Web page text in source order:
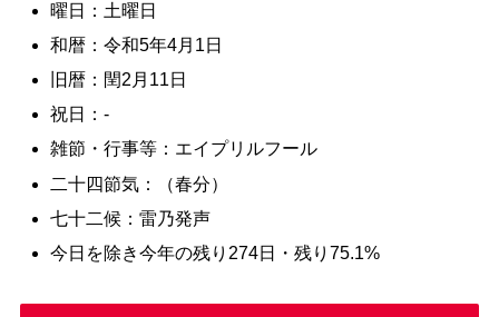
曜日：土曜日
和暦：令和5年4月1日
旧暦：閏2月11日
祝日：-
雑節・行事等：エイプリルフール
二十四節気：（春分）
七十二候：雷乃発声
今日を除き今年の残り274日・残り75.1%